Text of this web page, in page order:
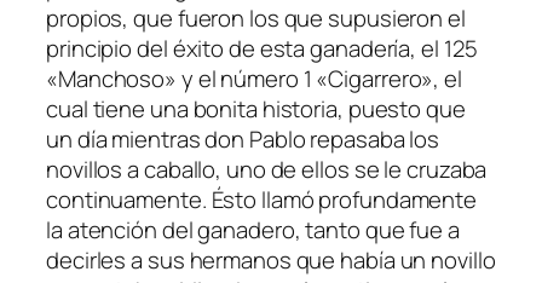
propios, que fueron los que supusieron el
principio del éxito de esta ganadería, el 125
«Manchoso» y el número 1 «Cigarrero», el
cual tiene una bonita historia, puesto que
un día mientras don Pablo repasaba los
novillos a caballo, uno de ellos se le cruzaba
continuamente. Ésto llamó profundamente
la atención del ganadero, tanto que fue a
decirles a sus hermanos que había un novillo